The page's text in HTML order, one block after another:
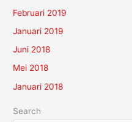
Februari 2019
Januari 2019
Juni 2018
Mei 2018
Januari 2018
Search